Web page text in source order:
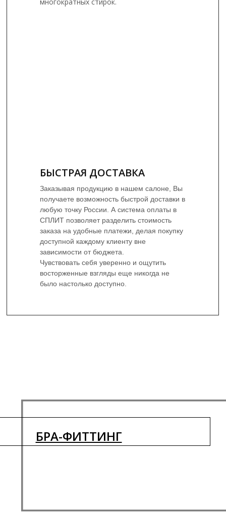
Заказывая продукцию в нашем салоне, Вы
получаете возможность быстрой доставки в
любую точку России. А система оплаты в
СПЛИТ позволяет разделить стоимость
заказа на удобные платежи, делая покупку
доступной каждому клиенту вне
зависимости от бюджета.
Чувствовать себя уверенно и ощутить
восторженные взгляды еще никогда не
было настолько доступно.
БЫСТРАЯ ДОСТАВКА
БРА-ФИТТИНГ